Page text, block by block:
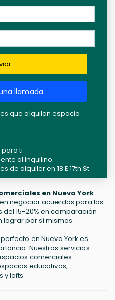
llamada
que alquilan espacio
ti
al Inquilino
de alquiler en 18 E 17th St
en Nueva York
negociar acuerdos para los
15-20% en comparación
lograr por sí mismos.
en Nueva York es
Nuestros servicios
comerciales
educativos,
y lofts.